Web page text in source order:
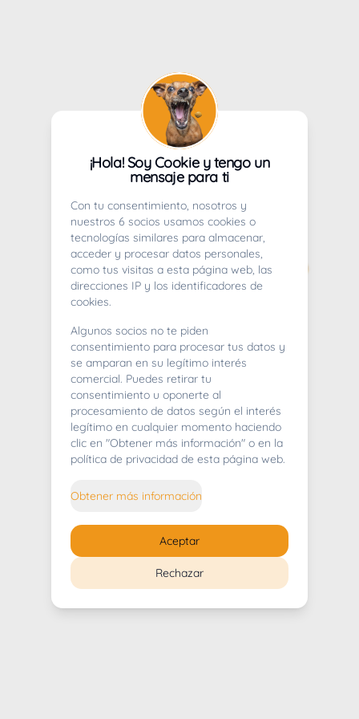
404
Whoops! Lo sentimos mucho.
¡Hola! Soy Cookie y tengo un
mensaje para ti
Con tu consentimiento, nosotros y
nuestros 6 socios usamos cookies o
tecnologías similares para almacenar,
acceder y procesar datos personales,
como tus visitas a esta página web, las
direcciones IP y los identificadores de
cookies.
Algunos socios no te piden
consentimiento para procesar tus datos y
se amparan en su legítimo interés
comercial. Puedes retirar tu
consentimiento u oponerte al
procesamiento de datos según el interés
legítimo en cualquier momento haciendo
clic en "Obtener más información" o en la
política de privacidad de esta página web.
Obtener más información
Rechazar
Aceptar